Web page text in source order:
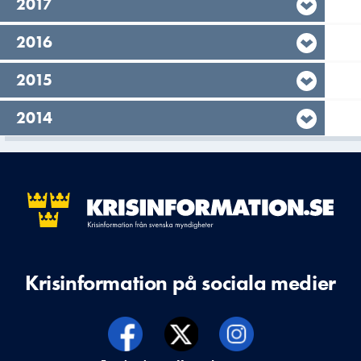
År,
2016
År,
2015
År,
2014
Krisinformation på sociala medier